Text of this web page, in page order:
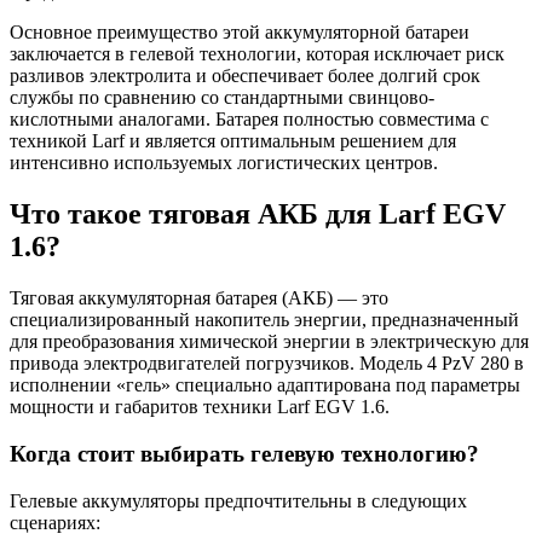
Основное преимущество этой аккумуляторной батареи
заключается в гелевой технологии, которая исключает риск
разливов электролита и обеспечивает более долгий срок
службы по сравнению со стандартными свинцово-
кислотными аналогами. Батарея полностью совместима с
техникой Larf и является оптимальным решением для
интенсивно используемых логистических центров.
Что такое тяговая АКБ для Larf EGV
1.6?
Тяговая аккумуляторная батарея (АКБ) — это
специализированный накопитель энергии, предназначенный
для преобразования химической энергии в электрическую для
привода электродвигателей погрузчиков. Модель 4 PzV 280 в
исполнении «гель» специально адаптирована под параметры
мощности и габаритов техники Larf EGV 1.6.
Когда стоит выбирать гелевую технологию?
Гелевые аккумуляторы предпочтительны в следующих
сценариях: